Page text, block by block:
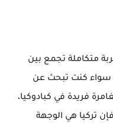
لعام 2026 تقدم تجربة متكاملة تجمع بين
سواء كنت تبحث عن
فريدة في كبادوكيا،
تركيا هي الوجهة